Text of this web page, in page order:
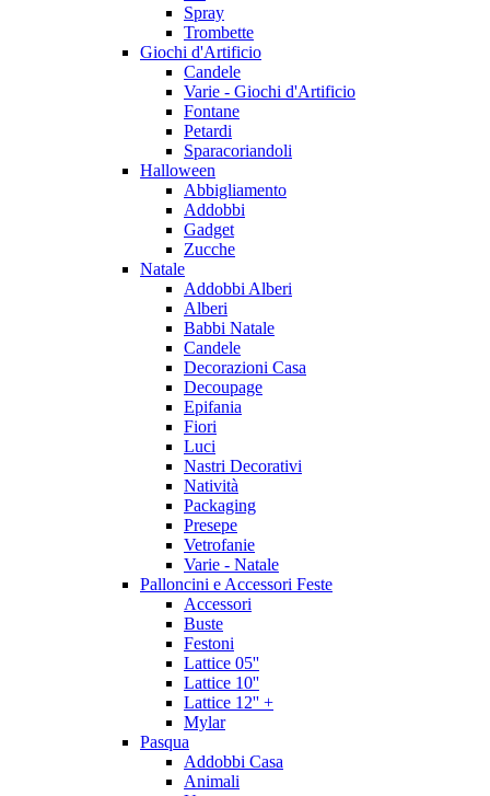
Spray
Trombette
Giochi d'Artificio
Candele
Varie - Giochi d'Artificio
Fontane
Petardi
Sparacoriandoli
Halloween
Abbigliamento
Addobbi
Gadget
Zucche
Natale
Addobbi Alberi
Alberi
Babbi Natale
Candele
Decorazioni Casa
Decoupage
Epifania
Fiori
Luci
Nastri Decorativi
Natività
Packaging
Presepe
Vetrofanie
Varie - Natale
Palloncini e Accessori Feste
Accessori
Buste
Festoni
Lattice 05''
Lattice 10''
Lattice 12'' +
Mylar
Pasqua
Addobbi Casa
Animali